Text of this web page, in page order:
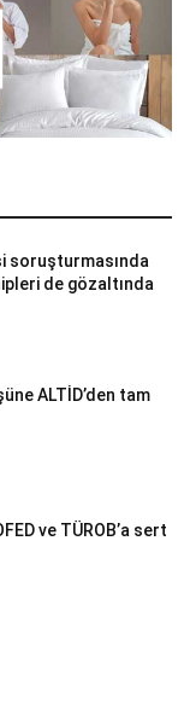
soruşturmasında
de gözaltında
ALTİD’den tam
ve TÜROB’a sert